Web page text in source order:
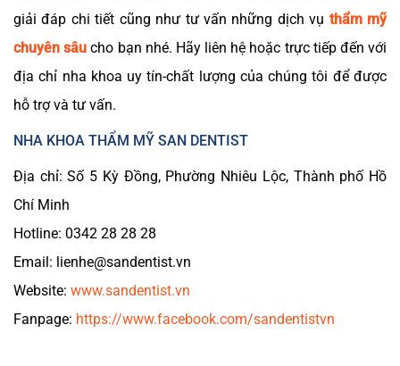
giải đáp chi tiết cũng như tư vấn những dịch vụ thẩm mỹ
chuyên sâu cho bạn nhé. Hãy liên hệ hoặc trực tiếp đến với
địa chỉ nha khoa uy tín-chất lượng của chúng tôi để được
hỗ trợ và tư vấn.
NHA KHOA THẨM MỸ SAN DENTIST
Địa chỉ: Số 5 Kỳ Đồng, Phường Nhiêu Lộc, Thành phố Hồ
Chí Minh
Hotline: 0342 28 28 28
Email: lienhe@sandentist.vn
Website: www.sandentist.vn
Fanpage: https://www.facebook.com/sandentistvn